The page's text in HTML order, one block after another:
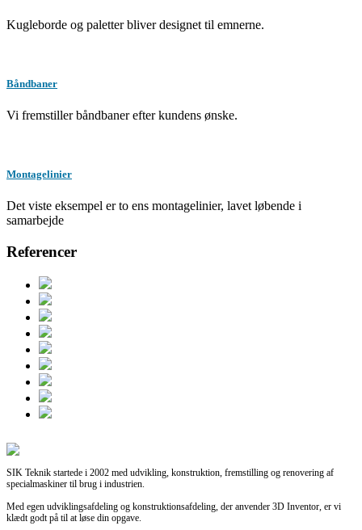
Kugleborde og paletter bliver designet til emnerne.
Båndbaner
Vi fremstiller båndbaner efter kundens ønske.
Montagelinier
Det viste eksempel er to ens montagelinier, lavet løbende i
samarbejde
Referencer
SIK Teknik startede i 2002 med udvikling, konstruktion, fremstilling og renovering af
specialmaskiner til brug i industrien.
Med egen udviklingsafdeling og konstruktionsafdeling, der anvender 3D Inventor, er vi
klædt godt på til at løse din opgave.